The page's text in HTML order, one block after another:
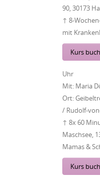
90, 30173
↑ 8-
mit
Kurs
Uhr
Mit: Maria
Ort:
/ Rudolf-
↑ 8x 60
Maschsee,
Mamas &
Kurs